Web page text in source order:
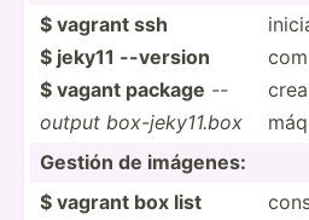
$ vagrant ssh
$ jeky11 --version
$ vagant package --
output box-je­ky1­1.box
Gestión de imágenes:
$ vagrant box list